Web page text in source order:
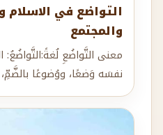
التواضع في الاسلام
والمجتمع
معنى التَّواضُعِ لُغةً:التَّواضُعُ:
نفسَه وَضعًا، ووُضوعًا